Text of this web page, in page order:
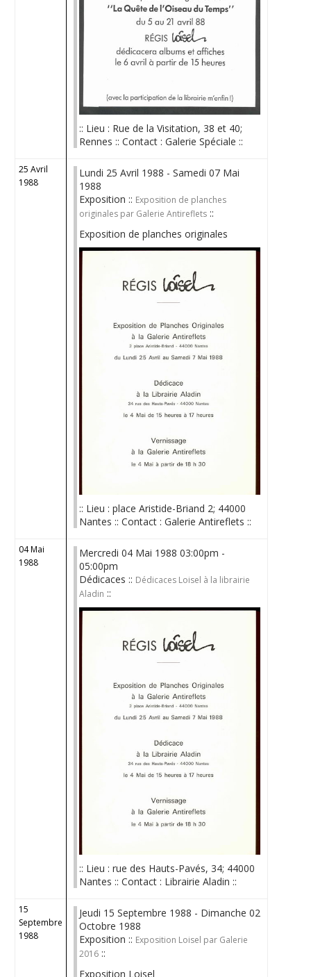
:: Lieu : Rue de la Visitation, 38 et 40;
Rennes :: Contact : Galerie Spéciale ::
25 Avril
1988
Lundi 25 Avril 1988 - Samedi 07 Mai
1988
Exposition :: Exposition de planches
originales par Galerie Antireflets ::
Exposition de planches originales
:: Lieu : place Aristide-Briand 2; 44000
Nantes :: Contact : Galerie Antireflets ::
04 Mai
1988
Mercredi 04 Mai 1988 03:00pm -
05:00pm
Dédicaces :: Dédicaces Loisel à la librairie
Aladin ::
:: Lieu : rue des Hauts-Pavés, 34; 44000
Nantes :: Contact : Librairie Aladin ::
15
Septembre
1988
Jeudi 15 Septembre 1988 - Dimanche 02
Octobre 1988
Exposition :: Exposition Loisel par Galerie
2016 ::
Exposition Loisel